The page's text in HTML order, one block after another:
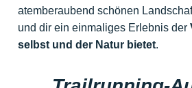
atemberaubend schönen
und dir ein einmaliges Erlebnis der
selbst und der Natur bietet.